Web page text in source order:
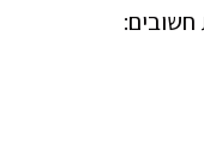
חשובים: